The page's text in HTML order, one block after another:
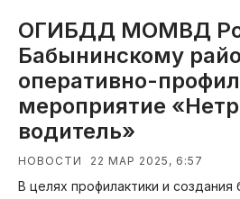
ОГИБДД МОМВД
Бабынинскому
оперативно-
мероприятие
водитель»
НОВОСТИ 22 МАР 2025, 6:57
В целях профилактики и создания